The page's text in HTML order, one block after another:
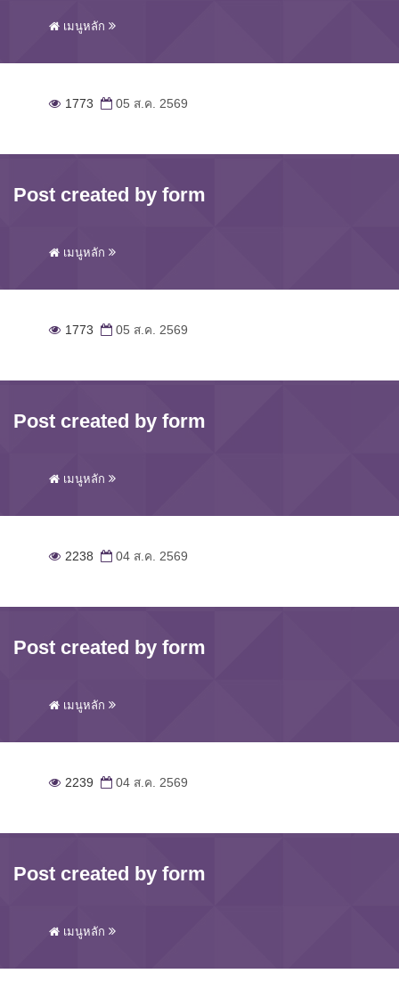
เมนูหลัก
1773 05 ส.ค. 2569
Post created by form
เมนูหลัก
1773 05 ส.ค. 2569
Post created by form
เมนูหลัก
2238 04 ส.ค. 2569
Post created by form
เมนูหลัก
2239 04 ส.ค. 2569
Post created by form
เมนูหลัก